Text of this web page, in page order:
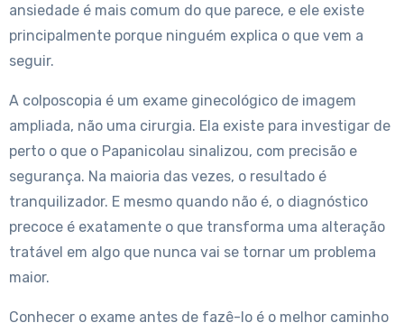
ansiedade é mais comum do que parece, e ele existe
principalmente porque ninguém explica o que vem a
seguir.
A colposcopia é um exame ginecológico de imagem
ampliada, não uma cirurgia. Ela existe para investigar de
perto o que o Papanicolau sinalizou, com precisão e
segurança. Na maioria das vezes, o resultado é
tranquilizador. E mesmo quando não é, o diagnóstico
precoce é exatamente o que transforma uma alteração
tratável em algo que nunca vai se tornar um problema
maior.
Conhecer o exame antes de fazê-lo é o melhor caminho